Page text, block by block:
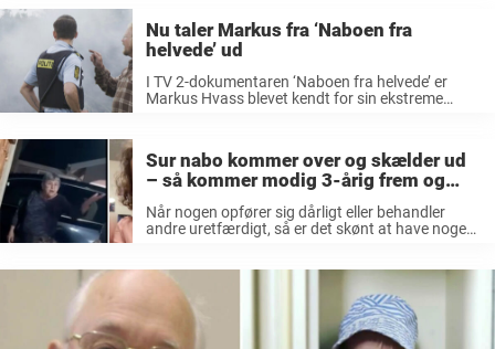
Nu taler Markus fra ‘Naboen fra
helvede’ ud
I TV 2-dokumentaren ‘Naboen fra helvede’ er
Markus Hvass blevet kendt for sin ekstreme
følge med i den ...
Sur nabo kommer over og skælder ud
– så kommer modig 3-årig frem og
sætter regelrytteren på plads
Når nogen opfører sig dårligt eller behandler
andre uretfærdigt, så er det skønt at have nogen